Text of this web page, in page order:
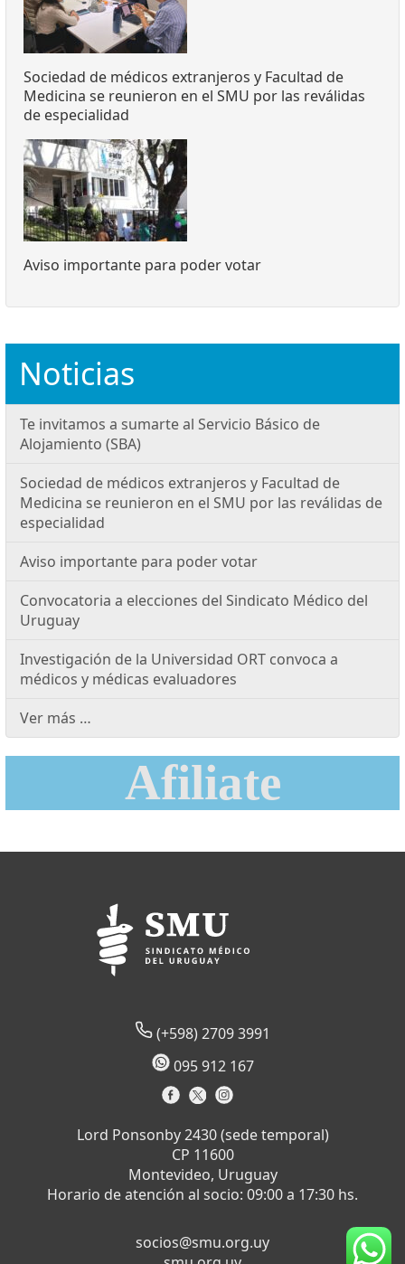
Sociedad de médicos extranjeros y Facultad de
Medicina se reunieron en el SMU por las reválidas
de especialidad
Aviso importante para poder votar
Noticias
Te invitamos a sumarte al Servicio Básico de
Alojamiento (SBA)
Sociedad de médicos extranjeros y Facultad de
Medicina se reunieron en el SMU por las reválidas de
especialidad
Aviso importante para poder votar
Convocatoria a elecciones del Sindicato Médico del
Uruguay
Investigación de la Universidad ORT convoca a
médicos y médicas evaluadores
Ver más …
Afiliate
(+598) 2709 3991
095 912 167
Lord Ponsonby 2430 (sede temporal)
CP 11600
Montevideo, Uruguay
Horario de atención al socio: 09:00 a 17:30 hs.
socios@smu.org.uy